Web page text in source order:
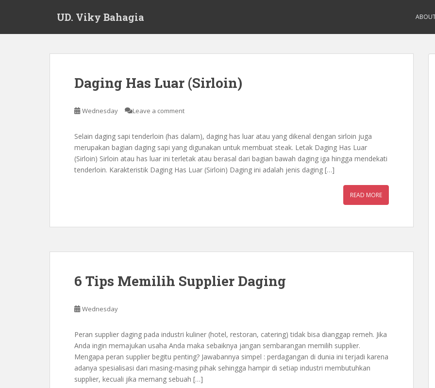
UD. Viky Bahagia
Blog
Daging Has Luar (Sirloin)
Wednesday Leave a comment
Selain daging sapi tenderloin (has dalam), daging has luar atau yang dikenal dengan sirloin juga
merupakan bagian daging sapi yang digunakan untuk membuat steak. Letak Daging Has Luar
(Sirloin) Sirloin atau has luar ini terletak atau berasal dari bagian bawah daging iga hingga mendekati
tenderloin. Karakteristik Daging Has Luar (Sirloin) Daging ini adalah jenis daging […]
READ MORE
6 Tips Memilih Supplier Daging
Wednesday
Peran supplier daging pada industri kuliner (hotel, restoran, catering) tidak bisa dianggap remeh. Jika
Anda ingin memajukan usaha Anda maka sebaiknya jangan sembarangan memilih supplier.
Mengapa peran supplier begitu penting? Jawabannya simpel : perdagangan di dunia ini terjadi karena
adanya spesialisasi dari masing-masing pihak sehingga hampir di setiap industri membutuhkan
supplier, kecuali jika memang sebuah […]